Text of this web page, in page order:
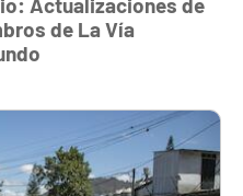
Actualizaciones de
de La Vía